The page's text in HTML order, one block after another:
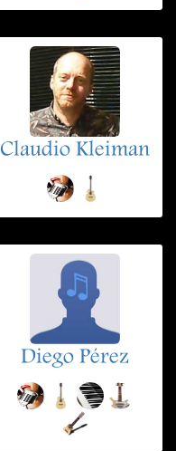
Claudio Kleiman
Diego Pérez